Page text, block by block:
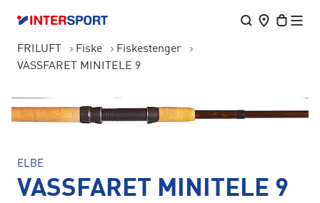
FRILUFT Fiske
Fiskestenger
VASSFARET MINITELE 9
ELBE
VASSFARET MINITELE 9